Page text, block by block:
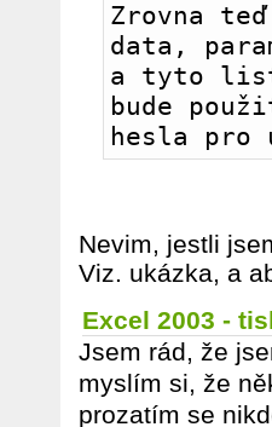
Zrovna
data,
a tyto
bude
hesla pro
Nevim, jestli
Viz. ukázka, a
Excel 2003 -
Jsem rád, že
myslím si, že
prozatím se